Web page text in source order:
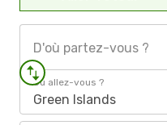
D'où partez-vous ?
Où allez-vous ?
Green Islands